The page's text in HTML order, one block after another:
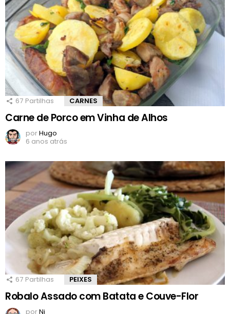
67 Partilhas CARNES
Carne de Porco em Vinha de Alhos
porHugo
6 anos atrás
67 Partilhas PEIXES
Robalo Assado com Batata e Couve-Flor
porNi